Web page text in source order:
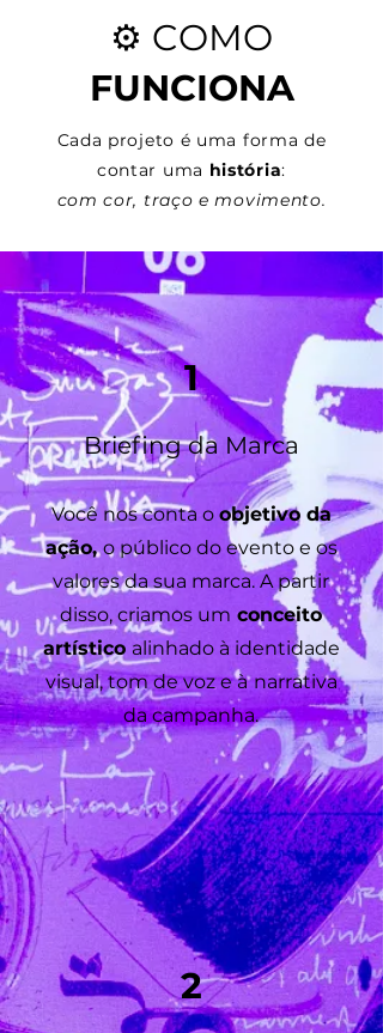
⚙️ COMO
FUNCIONA
Cada projeto é uma forma de
contar uma história:
com cor, traço e movimento.
1
Briefing da Marca
Você nos conta o objetivo da
ação,o público do evento e os
valores da sua marca. A partir
disso, criamos um conceito
artístico alinhado à identidade
visual, tom de voz e à narrativa
da campanha.
2